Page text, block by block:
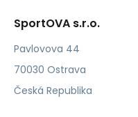
SportOVA s.r.o.
Pavlovova 44
70030 Ostrava
Česká Republika